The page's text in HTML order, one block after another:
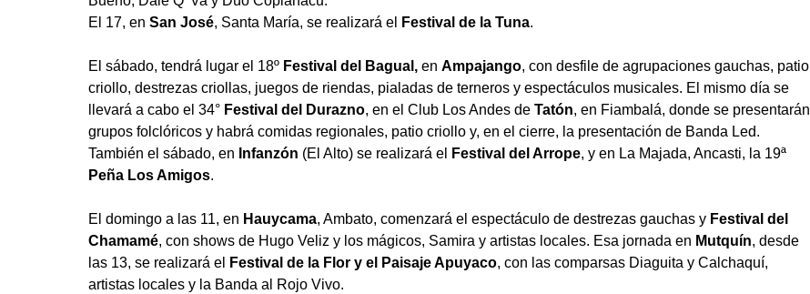
El 17, en San José, Santa María, se realizará el Festival de la Tuna.
El sábado, tendrá lugar el 18º Festival del Bagual, en Ampajango, con desfile de agrupaciones gauchas, patio
criollo, destrezas criollas, juegos de riendas, pialadas de terneros y espectáculos musicales. El mismo día se
llevará a cabo el 34° Festival del Durazno, en el Club Los Andes de Tatón, en Fiambalá, donde se presentarán
grupos folclóricos y habrá comidas regionales, patio criollo y, en el cierre, la presentación de Banda Led.
También el sábado, en Infanzón (El Alto) se realizará el Festival del Arrope, y en La Majada, Ancasti, la 19ª
Peña Los Amigos.
El domingo a las 11, en Hauycama, Ambato, comenzará el espectáculo de destrezas gauchas y Festival del
Chamamé, con shows de Hugo Veliz y los mágicos, Samira y artistas locales. Esa jornada en Mutquín, desde
las 13, se realizará el
Festival de la Flor y el Paisaje Apuyaco, con las comparsas Diaguita y Calchaquí,
artistas locales y la Banda al Rojo Vivo.